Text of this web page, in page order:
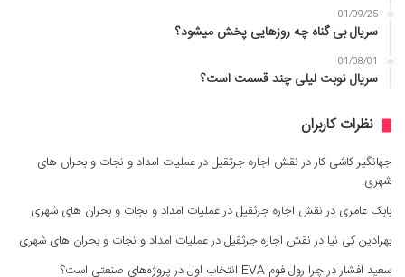
01/09/25
سریال بی گناه چه روزهایی پخش میشود؟
01/08/01
سریال نوبت لیلی چند قسمت است؟
نظرات کاربران
جهانگیر کاشی کاردرنقش اجاره جرثقیل در عملیات امداد و نجات و بحران های
شهری
بابک عامری درنقش اجاره جرثقیل در عملیات امداد و نجات و بحران های شهری
بهرادین کی نیا درنقش اجاره جرثقیل در عملیات امداد و نجات و بحران های شهری
سعید افشاردرچرا رول فوم EVA انتخاب اول در پروژه‌های صنعتی است؟